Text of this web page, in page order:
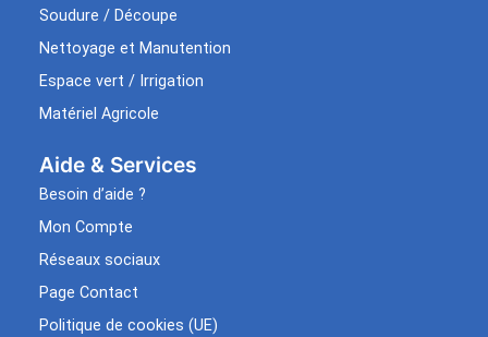
Soudure / Découpe
Nettoyage et Manutention
Espace vert / Irrigation
Matériel Agricole
Aide & Services​
Besoin d’aide ?
Mon Compte
Réseaux sociaux
Page Contact
Politique de cookies (UE)